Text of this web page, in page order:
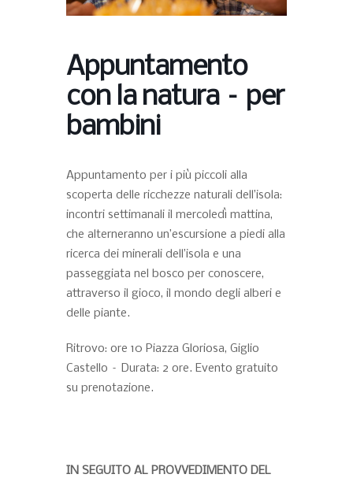
Appuntamento
con la natura – per
bambini
Appuntamento per i più piccoli alla
scoperta delle ricchezze naturali dell’isola:
incontri settimanali il mercoledì mattina,
che alterneranno un’escursione a piedi alla
ricerca dei minerali dell’isola e una
passeggiata nel bosco per conoscere,
attraverso il gioco, il mondo degli alberi e
delle piante.
Ritrovo: ore 10 Piazza Gloriosa, Giglio
Castello – Durata: 2 ore. Evento gratuito
su prenotazione.
IN SEGUITO AL PROVVEDIMENTO DEL